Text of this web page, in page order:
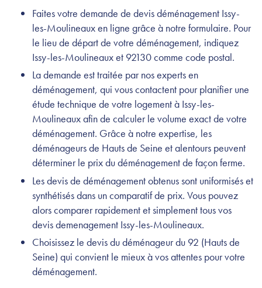
Faites votre demande de devis déménagement Issy-
les-Moulineaux en ligne grâce à notre formulaire. Pour
le lieu de départ de votre déménagement, indiquez
Issy-les-Moulineaux et 92130 comme code postal.
La demande est traitée par nos experts en
déménagement, qui vous contactent pour planifier une
étude technique de votre logement à Issy-les-
Moulineaux afin de calculer le volume exact de votre
déménagement. Grâce à notre expertise, les
déménageurs de Hauts de Seine et alentours peuvent
déterminer le prix du déménagement de façon ferme.
Les devis de déménagement obtenus sont uniformisés et
synthétisés dans un comparatif de prix. Vous pouvez
alors comparer rapidement et simplement tous vos
devis demenagement Issy-les-Moulineaux.
Choisissez le devis du déménageur du 92 (Hauts de
Seine) qui convient le mieux à vos attentes pour votre
déménagement.